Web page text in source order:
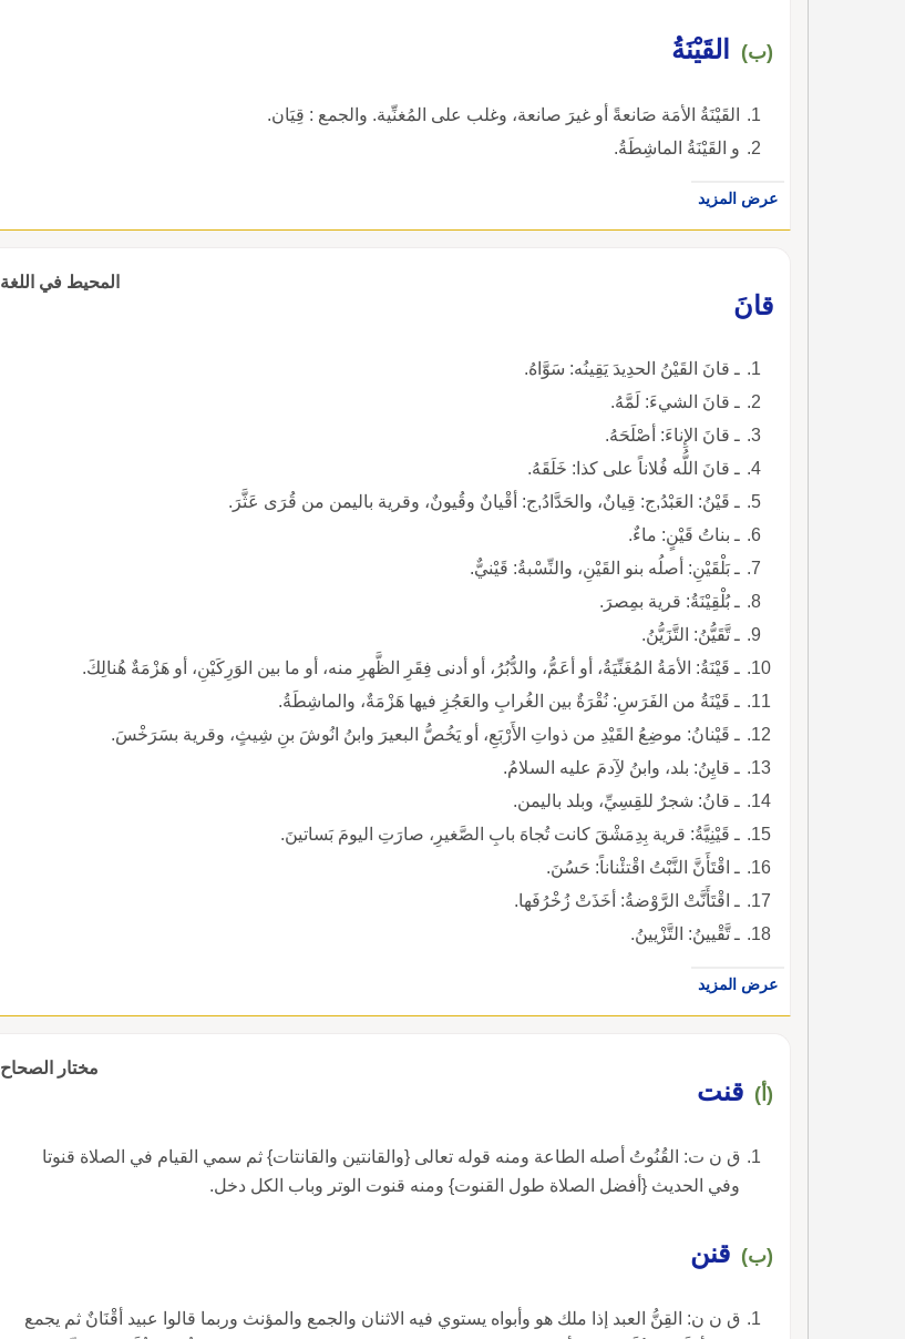
(ب) القَيْنَةُ
القَيْنَةُ الأمَة صَانعةً أو غيرَ صانعة، وغلب على المُغنِّية. والجمع : قِيَان.
و القَيْنَةُ الماشِطَةُ.
عرض المزيد
المحيط في اللغة
قانَ
ـ قانَ القَيْنُ الحدِيدَ يَقِينُه: سَوَّاهُ.
ـ قانَ الشيءَ: لَمَّهُ.
ـ قانَ الإِناءَ: أصْلَحَهُ.
ـ قانَ اللُّه فُلاناً على كذا: خَلَقَهُ.
ـ قَيْنُ: العَبْدُ,ج: قِيانٌ، والحَدَّادُ,ج: أقْيانٌ وقُيونٌ، وقرية باليمن من قُرَى عَثَّرَ.
ـ بناتُ قَيْنٍ: ماءٌ.
ـ بَلْقَيْنِ: أصلُه بنو القَيْنِ، والنِّسْبةُ: قَيْنيٌّ.
ـ بُلْقِيْنَةُ: قرية بمِصرَ.
ـ تَّقَيُّنُ: التَّزَيُّنُ.
ـ قَيْنَةُ: الأمَةُ المُغَنِّيَةُ، أو أعَمُّ، والدُّبُرُ، أو أدنى فِقَرِ الظَّهرِ منه، أو ما بين الوَرِكَيْنِ، أو هَزْمَةٌ هُنالِكَ.
ـ قَيْنَةُ من الفَرَسِ: نُقْرَةٌ بين الغُرابِ والعَجُزِ فيها هَزْمَةٌ، والماشِطَةُ.
ـ قَيْنانُ: موضِعُ القَيْدِ من ذواتِ الأَرْبَعِ، أو يَخُصُّ البعيرَ وابنُ انُوشَ بنِ شِيثٍ، وقرية بسَرَخْسَ.
ـ قايِنُ: بلد، وابنُ لآِدمَ عليه السلامُ.
ـ قانُ: شجرٌ للقِسِيِّ، وبلد باليمن.
ـ قَيْنِيَّةُ: قرية بِدِمَشْقَ كانت تُجاهَ بابِ الصَّغيرِ، صارَتِ اليومَ بَساتينَ.
ـ اقْتَأَنَّ النَّبْتُ اقْتئْناناً: حَسُنَ.
ـ اقْتَأَنَّتْ الرَّوْضةُ: أخَذَتْ زُخْرُفَها.
ـ تَّقْيينُ: التَّزْيينُ.
عرض المزيد
مختار الصحاح
(أ) قنت
ق ن ت: القُنُوتُ أصله الطاعة ومنه قوله تعالى {والقانتين والقانتات} ثم سمي القيام في الصلاة قنوتا
وفي الحديث {أفضل الصلاة طول القنوت} ومنه قنوت الوتر وباب الكل دخل.
(ب) قنن
ق ن ن: القِنُّ العبد إذا ملك هو وأبواه يستوي فيه الاثنان والجمع والمؤنث وربما قالوا عبيد أقْنَانٌ ثم يجمع